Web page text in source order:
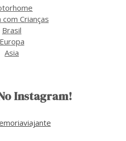
com Crianças
Brasil
Europa
Asia
Instagram!